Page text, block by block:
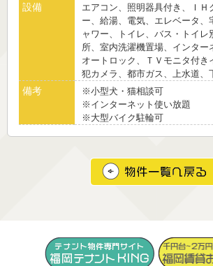
設備
エアコン、照明器具付き、ＩＨ
ー、給湯、電気、エレベータ、
ャワー、トイレ、バス・トイレ
所、室内洗濯機置場、インター
オートロック、ＴＶモニタ付き
犯カメラ、都市ガス、上水道、
備考
※小型犬・猫相談可
※インターネット使い放題
※大型バイク駐輪可